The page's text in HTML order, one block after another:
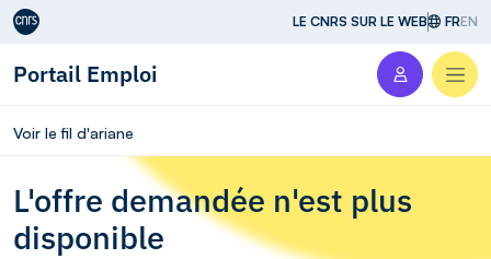
Aller au contenu LE CNRS SUR LE WEB FREN
Portail Emploi
Voir le fil d'ariane
L'offre demandée n'est plus
disponible